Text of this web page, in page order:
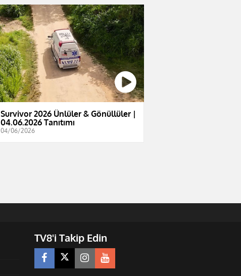
Survivor 2026 Ünlüler & Gönüllüler |
04.06.2026 Tanıtımı
04/06/2026
TV8'i Takip Edin